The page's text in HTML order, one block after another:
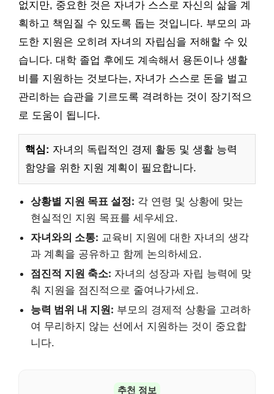
없지만, 중요한 것은 자녀가 스스로 자신의 삶을 계
획하고 책임질 수 있도록 돕는 것입니다. 부모의 과
도한 지원은 오히려 자녀의 자립심을 저해할 수 있
습니다. 대학 졸업 후에도 계속해서 용돈이나 생활
비를 지원하는 것보다는, 자녀가 스스로 돈을 벌고
관리하는 습관을 기르도록 격려하는 것이 장기적으
로 도움이 됩니다.
핵심: 자녀의 독립적인 경제 활동 및 생활 능력
함양을 위한 지원 계획이 필요합니다.
상황별 지원 목표 설정: 각 연령 및 상황에 맞는
현실적인 지원 목표를 세우세요.
자녀와의 소통: 교육비 지원에 대한 자녀의 생각
과 계획을 공유하고 함께 논의하세요.
점진적 지원 축소: 자녀의 성장과 자립 능력에 맞
춰 지원을 점진적으로 줄여나가세요.
능력 범위 내 지원: 부모의 경제적 상황을 고려하
여 무리하지 않는 선에서 지원하는 것이 중요합
니다.
추천 정보